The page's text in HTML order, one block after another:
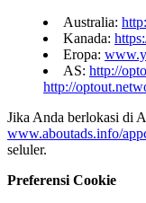
Australia:
Kanada:
Eropa:
AS: http://
http://
Jika Anda berlokasi di
www.aboutads.info/
seluler.
Preferensi Cookie